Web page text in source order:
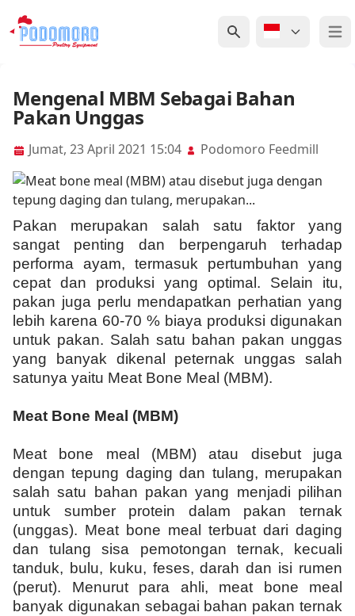
Mengenal MBM Sebagai Bahan
Pakan Unggas
Jumat, 23 April 2021 15:04 Podomoro Feedmill
Pakan merupakan salah satu faktor yang
sangat penting dan berpengaruh terhadap
performa ayam, termasuk pertumbuhan yang
cepat dan produksi yang optimal. Selain itu,
pakan juga perlu mendapatkan perhatian yang
lebih karena 60-70 % biaya produksi digunakan
untuk pakan. Salah satu bahan pakan unggas
yang banyak dikenal peternak unggas salah
satunya yaitu Meat Bone Meal (MBM).
Meat Bone Meal (MBM)
Meat bone meal (MBM) atau disebut juga
dengan tepung daging dan tulang, merupakan
salah satu bahan pakan yang menjadi pilihan
untuk sumber protein dalam pakan ternak
(unggas). Meat bone meal terbuat dari daging
dan tulang sisa pemotongan ternak, kecuali
tanduk, bulu, kuku, feses, darah dan isi rumen
(perut). Menurut para ahli, meat bone meal
banyak digunakan sebagai bahan pakan ternak